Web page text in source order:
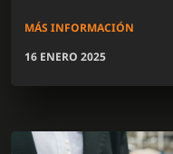
fundamental en el
seguridad.
MÁS INFORMACIÓN
16 ENERO 2025